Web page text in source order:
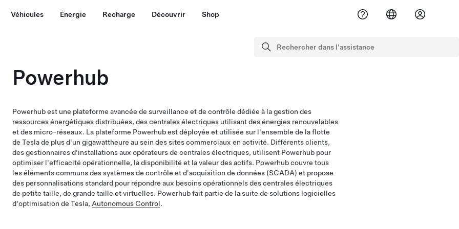
Véhicules Énergie Recharge Découvrir Shop
Rechercher dans l'assistance
recherche
Powerhub
Powerhub est une plateforme avancée de surveillance et de contrôle dédiée à la gestion des
ressources énergétiques distribuées, des centrales électriques utilisant des énergies renouvelables
et des micro-réseaux. La plateforme Powerhub est déployée et utilisée sur l'ensemble de la flotte
de Tesla de plus d'un gigawattheure au sein des sites commerciaux en activité. Différents clients,
des gestionnaires d'installations aux opérateurs de centrales électriques, utilisent Powerhub pour
optimiser l'efficacité opérationnelle, la disponibilité et la valeur des actifs. Powerhub couvre tous
les éléments communs des systèmes de contrôle et d'acquisition de données (SCADA) et propose
des personnalisations standard pour répondre aux besoins opérationnels des centrales électriques
de petite taille, de grande taille et virtuelles. Powerhub fait partie de la suite de solutions logicielles
d'optimisation de Tesla, Autonomous Control.